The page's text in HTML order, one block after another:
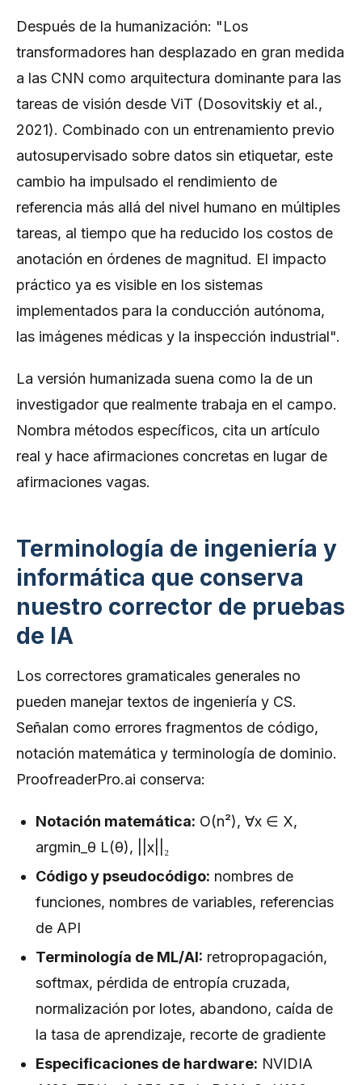
Después de la humanización: "Los
transformadores han desplazado en gran medida
a las CNN como arquitectura dominante para las
tareas de visión desde ViT (Dosovitskiy et al.,
2021). Combinado con un entrenamiento previo
autosupervisado sobre datos sin etiquetar, este
cambio ha impulsado el rendimiento de
referencia más allá del nivel humano en múltiples
tareas, al tiempo que ha reducido los costos de
anotación en órdenes de magnitud. El impacto
práctico ya es visible en los sistemas
implementados para la conducción autónoma,
las imágenes médicas y la inspección industrial".
La versión humanizada suena como la de un
investigador que realmente trabaja en el campo.
Nombra métodos específicos, cita un artículo
real y hace afirmaciones concretas en lugar de
afirmaciones vagas.
Terminología de ingeniería y
informática que conserva
nuestro corrector de pruebas
de IA
Los correctores gramaticales generales no
pueden manejar textos de ingeniería y CS.
Señalan como errores fragmentos de código,
notación matemática y terminología de dominio.
ProofreaderPro.ai conserva:
Notación matemática: O(n²), ∀x ∈ X,
argmin_θ L(θ), ||x||₂
Código y pseudocódigo: nombres de
funciones, nombres de variables, referencias
de API
Terminología de ML/AI: retropropagación,
softmax, pérdida de entropía cruzada,
normalización por lotes, abandono, caída de
la tasa de aprendizaje, recorte de gradiente
Especificaciones de hardware: NVIDIA